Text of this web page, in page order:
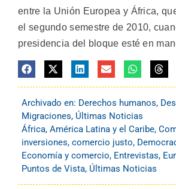
entre la Unión Europea y África,
el segundo semestre de 2010,
presidencia del bloque esté en
Archivado en: Derechos humanos,
Migraciones, Últimas Noticias
África, América Latina y el Caribe,
inversiones, comercio justo,
Economía y comercio, Entrevistas,
Puntos de Vista, Últimas Noticias